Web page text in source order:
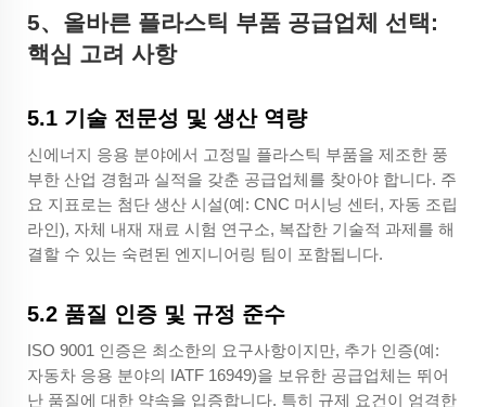
5、 올바른 플라스틱 부품 공급업체 선택:
핵심 고려 사항
5.1 기술 전문성 및 생산 역량
신에너지 응용 분야에서 고정밀 플라스틱 부품을 제조한 풍
부한 산업 경험과 실적을 갖춘 공급업체를 찾아야 합니다. 주
요 지표로는 첨단 생산 시설(예: CNC 머시닝 센터, 자동 조립
라인), 자체 내재 재료 시험 연구소, 복잡한 기술적 과제를 해
결할 수 있는 숙련된 엔지니어링 팀이 포함됩니다.
5.2 품질 인증 및 규정 준수
ISO 9001 인증은 최소한의 요구사항이지만, 추가 인증(예:
자동차 응용 분야의 IATF 16949)을 보유한 공급업체는 뛰어
난 품질에 대한 약속을 입증합니다. 특히 규제 요건이 엄격한